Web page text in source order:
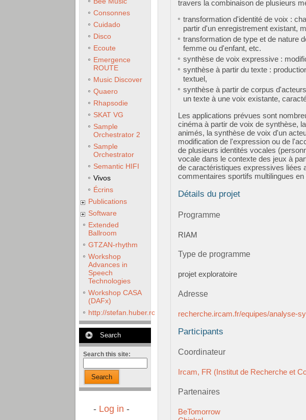
Consonnes
Cuidado
Disco
Ecoute
Emergence
ROUTE
Music Discover
Quaero
Rhapsodie
SKAT VG
Sample
Orchestrator 2
Sample
Orchestrator
Semantic HIFI
Vivos
Écrins
Publications
Software
Extended
Ballroom
GTZAN-rhythm
Workshop
Advances in
Speech
Technologies
Workshop CASA
(DAFx)
http://stefan.huber.rocks/phd/tests/VoCoX2F/
Search
Search this site:
Search
- Log in -
travers la combinaison de plusieurs
transformation d'identité de voix :
partir d'un enregistrement existant,
transformation de type et de nature
femme ou d'enfant, etc.
synthèse de voix expressive :
synthèse à partir du texte :
textuel,
synthèse à partir de corpus
un texte à une voix existante,
Les applications prévues sont
cinéma à partir de voix de synthèse,
animés, la synthèse de voix d'un
modification de l'expression ou de
de plusieurs identités vocales
vocale dans le contexte des jeux à
de caractéristiques expressives liées
commentaires sportifs multilingues en
Détails du projet
Programme
RIAM
Type de programme
projet exploratoire
Adresse
recherche.ircam.fr/equipes/analyse-
Participants
Coordinateur
Ircam, FR (Institut de Recherche et
Partenaires
BeTomorrow